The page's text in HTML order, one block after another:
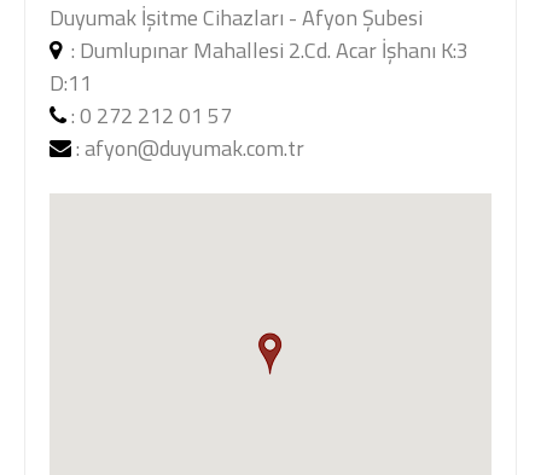
Duyumak İşitme Cihazları - Afyon Şubesi
: Dumlupınar Mahallesi 2.Cd. Acar İşhanı K:3
D:11
:0 272 212 01 57
:afyon@duyumak.com.tr